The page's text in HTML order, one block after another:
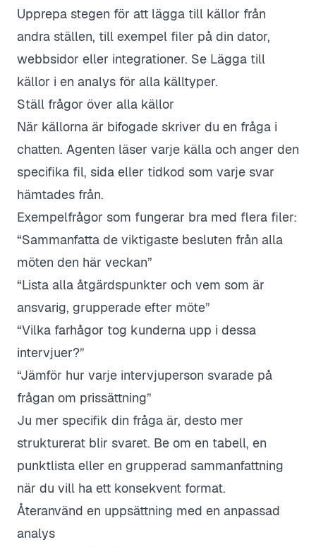
Upprepa stegen för att lägga till källor från
andra ställen, till exempel filer på din dator,
webbsidor eller integrationer. Se Lägga till
källor i en analys för alla källtyper.
Ställ frågor över alla källor
När källorna är bifogade skriver du en fråga i
chatten. Agenten läser varje källa och anger den
specifika fil, sida eller tidkod som varje svar
hämtades från.
Exempelfrågor som fungerar bra med flera filer:
“Sammanfatta de viktigaste besluten från alla
möten den här veckan”
“Lista alla åtgärdspunkter och vem som är
ansvarig, grupperade efter möte”
“Vilka farhågor tog kunderna upp i dessa
intervjuer?”
“Jämför hur varje intervjuperson svarade på
frågan om prissättning”
Ju mer specifik din fråga är, desto mer
strukturerat blir svaret. Be om en tabell, en
punktlista eller en grupperad sammanfattning
när du vill ha ett konsekvent format.
Återanvänd en uppsättning med en anpassad
analys